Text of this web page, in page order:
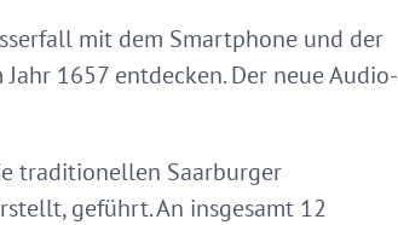
mit dem Smartphone und der
1657 entdecken. Der neue Audio-
traditionellen Saarburger
geführt. An insgesamt 12